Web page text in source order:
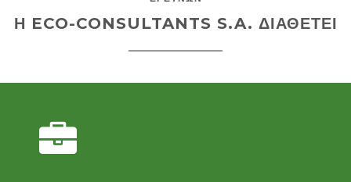
Η ECO-CONSULTANTS S.A. ΔΙΑΘΕΤΕΙ